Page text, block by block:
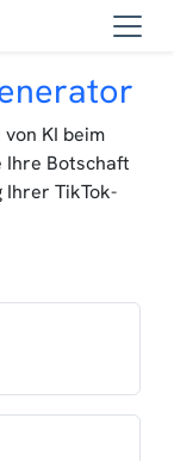
KI beim
Botschaft
TikTok-